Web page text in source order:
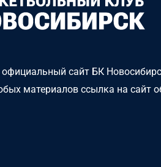
сайт БК
материалов ссылка на сайт